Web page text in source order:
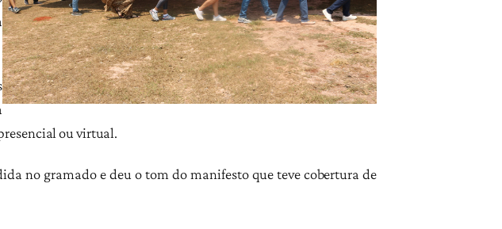
ou virtual.
no gramado e deu o tom do manifesto que teve cobertura de